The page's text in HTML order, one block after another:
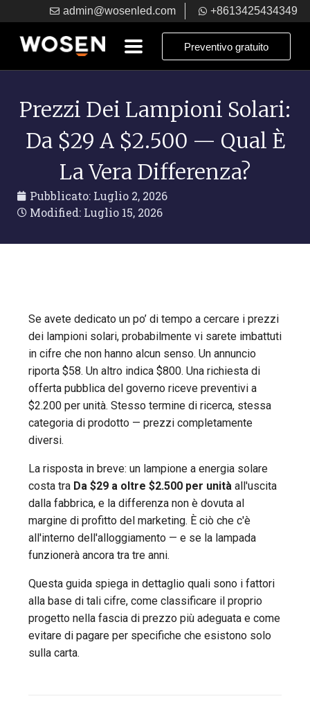
admin@wosenled.com +8613425434349
Preventivo gratuito
Prezzi Dei Lampioni Solari:
Da $29 A $2.500 — Qual È
La Vera Differenza?
Pubblicato: Luglio 2, 2026
Modified: Luglio 15, 2026
Se avete dedicato un po’ di tempo a cercare i prezzi
dei lampioni solari, probabilmente vi sarete imbattuti
in cifre che non hanno alcun senso. Un annuncio
riporta $58. Un altro indica $800. Una richiesta di
offerta pubblica del governo riceve preventivi a
$2.200 per unità. Stesso termine di ricerca, stessa
categoria di prodotto — prezzi completamente
diversi.
La risposta in breve: un lampione a energia solare
costa tra Da $29 a oltre $2.500 per unità all'uscita
dalla fabbrica, e la differenza non è dovuta al
margine di profitto del marketing. È ciò che c'è
all'interno dell'alloggiamento — e se la lampada
funzionerà ancora tra tre anni.
Questa guida spiega in dettaglio quali sono i fattori
alla base di tali cifre, come classificare il proprio
progetto nella fascia di prezzo più adeguata e come
evitare di pagare per specifiche che esistono solo
sulla carta.